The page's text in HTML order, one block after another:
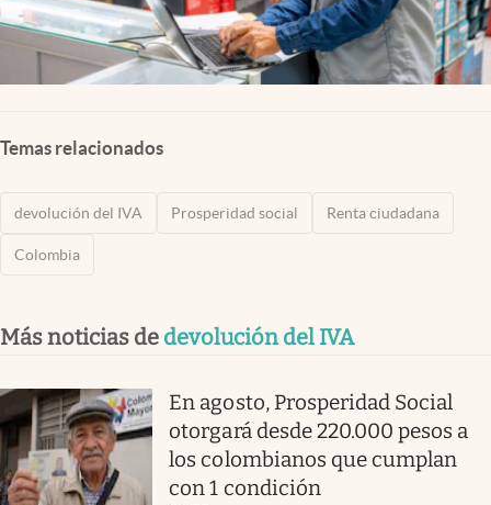
Temas relacionados
devolución del IVA Prosperidad social Renta ciudadana
Colombia
Más noticias de devolución del IVA
En agosto, Prosperidad Social
otorgará desde 220.000 pesos a
los colombianos que cumplan
con 1 condición